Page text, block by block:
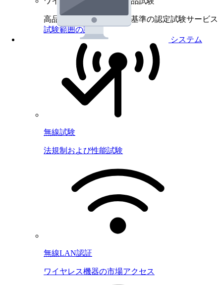
システム
高品質規格に基づく国際基準の認定試験サービス
試験範囲の詳細
無線試験
法規制および性能試験
無線LAN認証
ワイヤレス機器の市場アクセス